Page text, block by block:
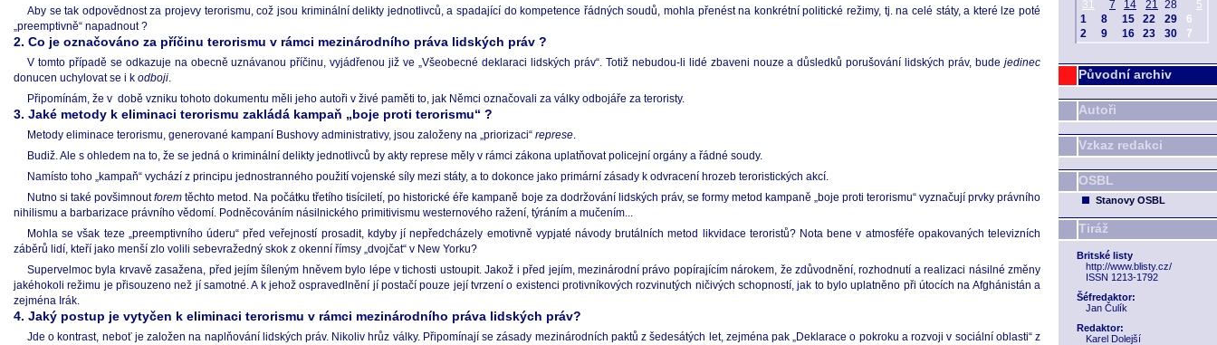
Původní archiv
Autoři
Vzkaz redakci
OSBL
Stanovy OSBL
Tiráž
Britské listy
http://www.blisty.cz/
ISSN 1213-1792
Šéfredaktor:
Jan Čulík
Redaktor:
Karel Dolejší
Aby se tak odpovědnost za projevy terorismu, což jsou kriminální delikty jednotlivců, a spadající do kompetence řádných soudů, mohla přenést na konkrétní politické režimy, tj. na celé státy, a které lze poté
„preemptivně“ napadnout ?
2. Co je označováno za příčinu terorismu v rámci mezinárodního práva lidských práv ?
V tomto případě se odkazuje na obecně uznávanou příčinu, vyjádřenou již ve „Všeobecné deklaraci lidských práv“. Totiž nebudou-li lidé zbaveni nouze a důsledků porušování lidských práv, bude jedinec
donucen uchylovat se i k odboji.
Připomínám, že v době vzniku tohoto dokumentu měli jeho autoři v živé paměti to, jak Němci označovali za války odbojáře za teroristy.
3. Jaké metody k eliminaci terorismu zakládá kampaň „boje proti terorismu“ ?
Metody eliminace terorismu, generované kampaní Bushovy administrativy, jsou založeny na „priorizaci“ represe.
Budiž. Ale s ohledem na to, že se jedná o kriminální delikty jednotlivců by akty represe měly v rámci zákona uplatňovat policejní orgány a řádné soudy.
Namísto toho „kampaň“ vychází z principu jednostranného použití vojenské síly mezi státy, a to dokonce jako primární zásady k odvracení hrozeb teroristických akcí.
Nutno si také povšimnoutforem těchto metod. Na počátku třetího tisíciletí, po historické éře kampaně boje za dodržování lidských práv, se formy metod kampaně „boje proti terorismu“ vyznačují prvky právního
nihilismu a barbarizace právního vědomí. Podněcováním násilnického primitivismu westernového ražení, týráním a mučením...
Mohla se však teze „preemptivního úderu“ před veřejností prosadit, kdyby jí nepředcházely emotivně vypjaté návody brutálních metod likvidace teroristů? Nota bene v atmosféře opakovaných televizních
záběrů lidí, kteří jako menší zlo volili sebevražedný skok z okenní římsy „dvojčat“ v New Yorku?
Supervelmoc byla krvavě zasažena, před jejím šíleným hněvem bylo lépe v tichosti ustoupit. Jakož i před jejím, mezinárodní právo popírajícím nárokem, že zdůvodnění, rozhodnutí a realizaci násilné změny
jakéhokoli režimu je přisouzeno než jí samotné. A k jehož ospravedlnění jí postačí pouze její tvrzení o existenci protivníkových rozvinutých ničivých schopností, jak to bylo uplatněno při útocích na Afghánistán a
zejména Irák.
4. Jaký postup je vytyčen k eliminaci terorismu v rámci mezinárodního práva lidských práv?
Jde o kontrast, neboť je založen na naplňování lidských práv. Nikoliv hrůz války. Připomínají se zásady mezinárodních paktů z šedesátých let, zejména pak „Deklarace o pokroku a rozvoji v sociální oblasti“ z